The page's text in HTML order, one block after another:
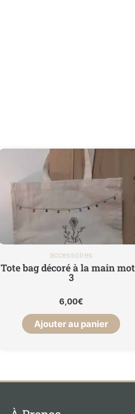
accessoires
Tote bag décoré à la main
3
6,00€
Ajouter au panier